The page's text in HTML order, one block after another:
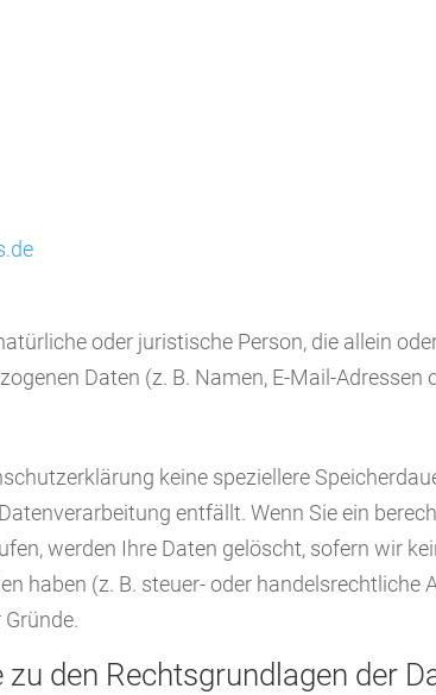
oder juristische Person, die allein
Daten (z. B. Namen, E-Mail-Adressen
keine speziellere
entfällt. Wenn Sie ein
werden Ihre Daten gelöscht, sofern wir
haben (z. B. steuer- oder
den Rechtsgrundlagen der